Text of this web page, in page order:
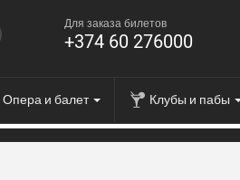
Для заказа билетов
+374 60 276000
Опера и балет Клубы и пабы